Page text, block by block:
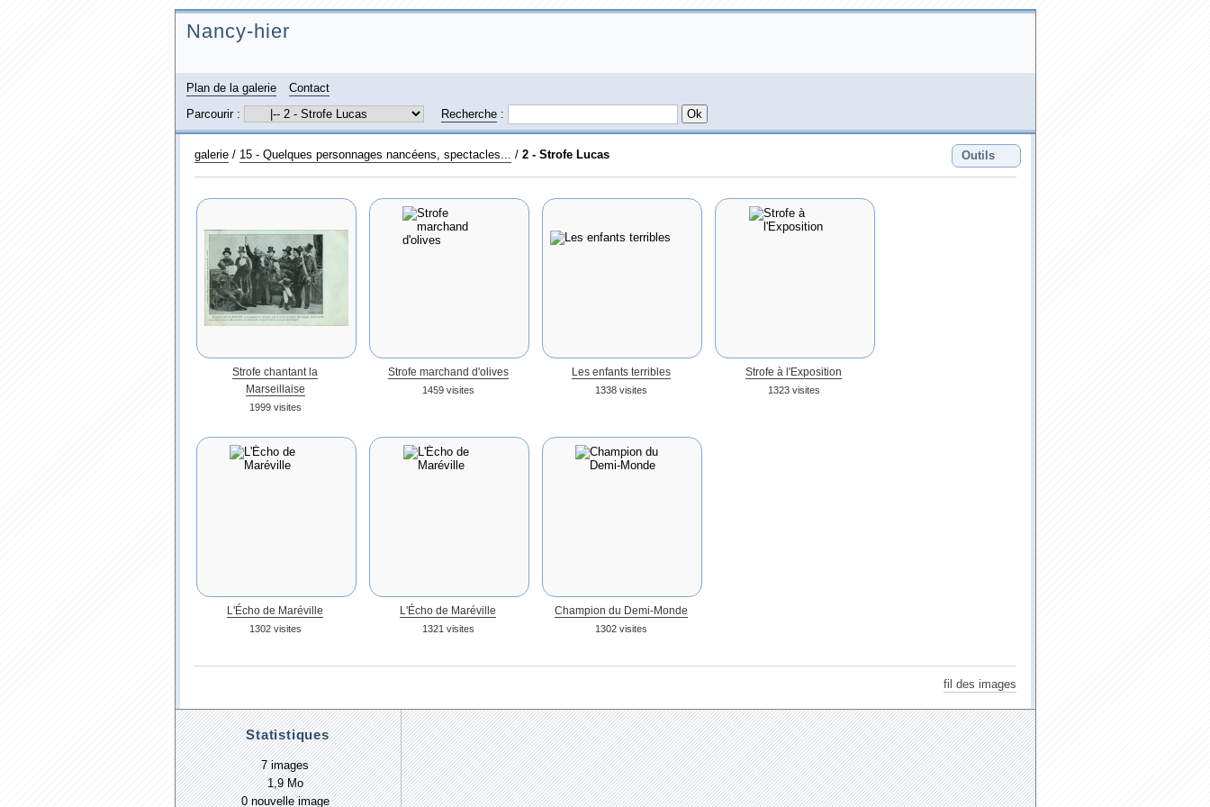
Nancy-hier
Plan de la galerie
Contact
Parcourir :
Recherche:
Outils
galerie/ 15 - Quelques personnages nancéens, spectacles... / 2 - Strofe Lucas
Strofe chantant la
Marseillaise
1999 visites
Strofe marchand d'olives
1459 visites
Les enfants terribles
1338 visites
Strofe à l'Exposition
1323 visites
L'Écho de Maréville
1302 visites
L'Écho de Maréville
1321 visites
Champion du Demi-Monde
1302 visites
fil des images
Statistiques
7 images
1,9 Mo
0 nouvelle image